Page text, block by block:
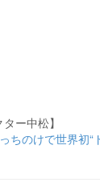
ー中松】
ちのけで世界初“